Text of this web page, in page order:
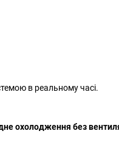
в реальному часі.
охолодження без